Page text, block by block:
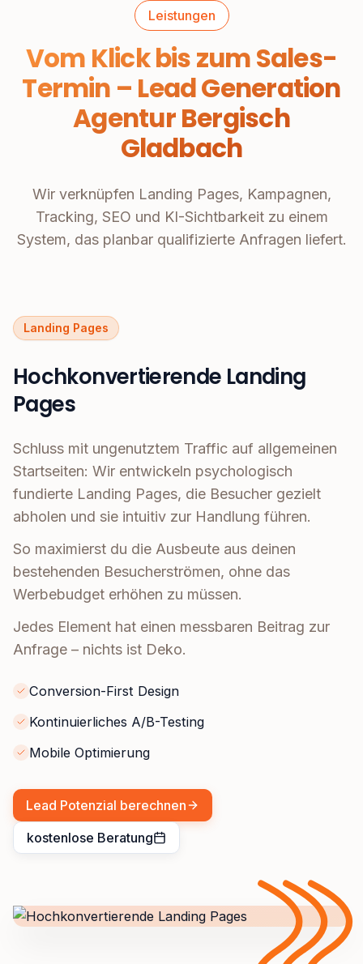
Leistungen
Vom Klick bis zum Sales-
Termin – Lead Generation
Agentur Bergisch
Gladbach
Wir verknüpfen Landing Pages, Kampagnen,
Tracking, SEO und KI-Sichtbarkeit zu einem
System, das planbar qualifizierte Anfragen liefert.
Landing Pages
Hochkonvertierende Landing
Pages
Schluss mit ungenutztem Traffic auf allgemeinen
Startseiten: Wir entwickeln psychologisch
fundierte Landing Pages, die Besucher gezielt
abholen und sie intuitiv zur Handlung führen.
So maximierst du die Ausbeute aus deinen
bestehenden Besucherströmen, ohne das
Werbebudget erhöhen zu müssen.
Jedes Element hat einen messbaren Beitrag zur
Anfrage – nichts ist Deko.
Conversion-First Design
Kontinuierliches A/B-Testing
Mobile Optimierung
Lead Potenzial berechnen
kostenlose Beratung